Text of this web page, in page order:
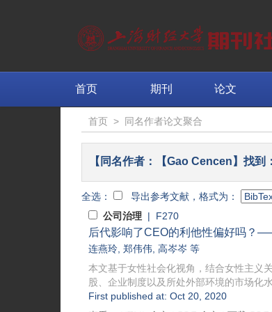
首页 期刊 论文
首页 > 同名作者论文聚合
【同名作者：【Gao Cencen】找到
全选：
导出参考文献，格式为：
公司治理 | F270
后代影响了CEO的利他性偏好吗？
连燕玲 郑伟伟 高岑岑 等
本文基于女性社会化视角，结合女性主义
股、企业制度以及所处外部环境的市场化
First published at: Oct 20, 2020